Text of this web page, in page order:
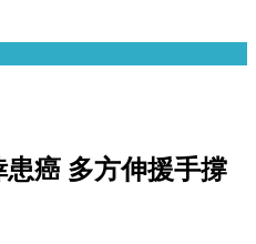
癌 多方伸援手撐